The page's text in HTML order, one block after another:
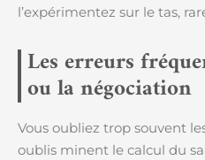
l’expérimentez sur le tas,
Les erreurs
ou la négociation
Vous oubliez trop souvent
oublis minent le calcul du